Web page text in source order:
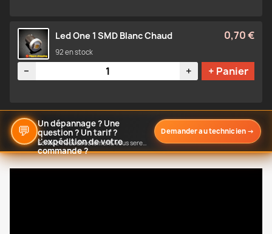
Led One 1 SMD Blanc Chaud 0,70 €
92 en stock
− + + Panier
💬
Un dépannage ? Une
question ? Un tarif ?
L'expédition de votre
commande ?
Écrivez-nous directement, vous serez notifié de notre réponse
Demander au technicien →